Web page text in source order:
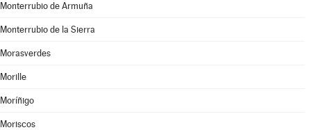
Monterrubio de Armuña
Monterrubio de la Sierra
Morasverdes
Morille
Moríñigo
Moriscos